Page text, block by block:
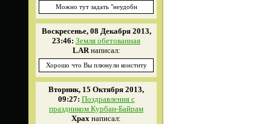
Можно тут задать "неудобн
Воскресенье, 08 Декабря 2013,
23:46: Земля обетованная
LARнаписал:
Хорошо что Вы плюнули конститу
Вторник, 15 Октября 2013,
09:27: Поздравления с
праздником Курбан-Байрам
Xpax написал: